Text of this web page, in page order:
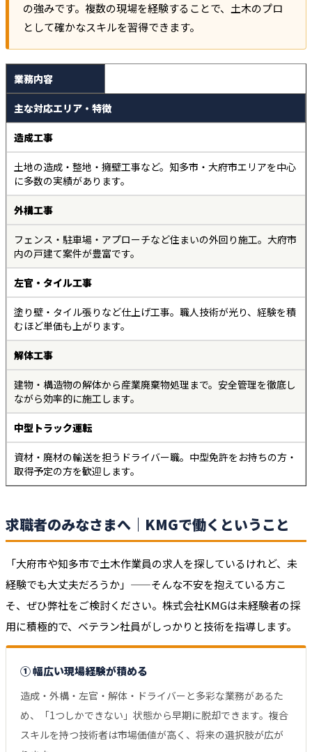
の強みです。複数の現場を経験することで、土木のプロ
として確かなスキルを習得できます。
業務内容
主な対応エリア・特徴
造成工事
土地の造成・整地・擁壁工事など。知多市・大府市エリアを中心
に多数の実績があります。
外構工事
フェンス・駐車場・アプローチなど住まいの外回り施工。大府市
内の戸建て案件が豊富です。
左官・タイル工事
塗り壁・タイル張りなど仕上げ工事。職人技術が光り、経験を積
むほど単価も上がります。
解体工事
建物・構造物の解体から産業廃棄物処理まで。安全管理を徹底し
ながら効率的に施工します。
中型トラック運転
資材・廃材の輸送を担うドライバー職。中型免許をお持ちの方・
取得予定の方を歓迎します。
求職者のみなさまへ｜KMGで働くということ
「大府市や知多市で土木作業員の求人を探しているけれど、未
経験でも大丈夫だろうか」——そんな不安を抱えている方こ
そ、ぜひ弊社をご検討ください。株式会社KMGは未経験者の採
用に積極的で、ベテラン社員がしっかりと技術を指導します。
① 幅広い現場経験が積める
造成・外構・左官・解体・ドライバーと多彩な業務があるた
め、「1つしかできない」状態から早期に脱却できます。複合
スキルを持つ技術者は市場価値が高く、将来の選択肢が広が